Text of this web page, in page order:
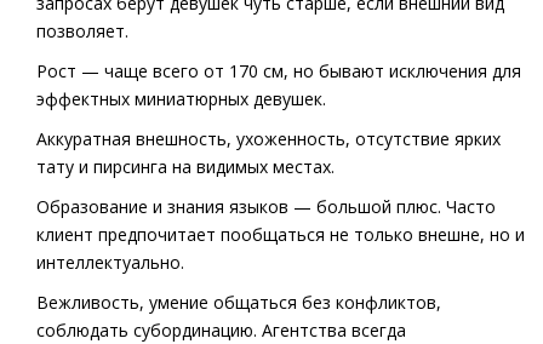
позволяет.
Рост — чаще всего от 170 см, но бывают исключения для
эффектных миниатюрных девушек.
Аккуратная внешность, ухоженность, отсутствие ярких
тату и пирсинга на видимых местах.
Образование и знания языков — большой плюс. Часто
клиент предпочитает пообщаться не только внешне, но и
интеллектуально.
Вежливость, умение общаться без конфликтов,
соблюдать субординацию. Агентства всегда